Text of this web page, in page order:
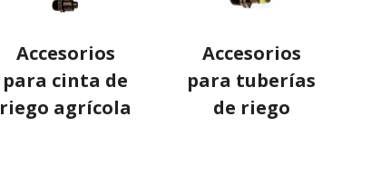
Accesorios
para cinta de
riego agrícola
Accesorios
para tuberías
de riego